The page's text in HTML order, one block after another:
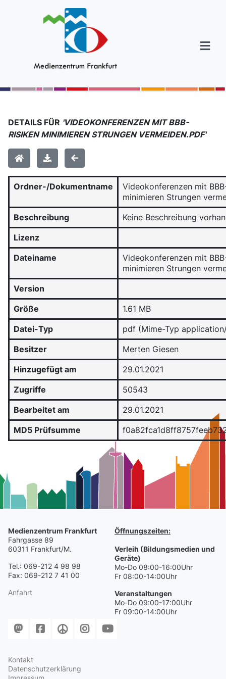
DETAILS FÜR 'VIDEOKONFERENZEN MIT BBB-
RISIKEN MINIMIEREN STRUNGEN VERMEIDEN.PDF'
Ordner-/Dokumentname
Videokonferenzen mit
minimieren Strungen
Beschreibung
Keine Beschreibung
Lizenz
Dateiname
Videokonferenzen mit
minimieren Strungen
Version
Größe
1.61 MB
Datei-Typ
pdf (Mime-Typ
Besitzer
Merten Giesen
Hinzugefügt am
29.01.2021
Zugriffe
50543
Bearbeitet am
29.01.2021
MD5 Prüfsumme
Medienzentrum Frankfurt
Fahrgasse 89
60311 Frankfurt/M.
Tel.: 069-212 4 98 98
Fax: 069-212 7 41 00
Anfahrt
Öffnungszeiten:
Verleih (Bildungsmedien und
Geräte)
Mo-Do 08:00-16:00Uhr
Fr 08:00-14:00Uhr
Veranstaltungen
Mo-Do 09:00-17:00Uhr
Fr 09:00-14:00Uhr
Kontakt
Datenschutzerklärung